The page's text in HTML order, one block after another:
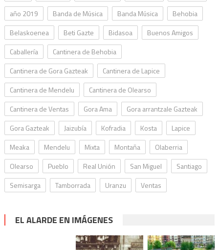
año 2019
Banda de Música Banda Música
Behobia
Belaskoenea
Beti Gazte Bidasoa
Buenos Amigos
Caballería
Cantinera de Behobia
Cantinera de Gora Gazteak
Cantinera de Lapice
Cantinera de Mendelu
Cantinera de Olearso
Cantinera de Ventas
Gora Ama
Gora arrantzale Gazteak
Gora Gazteak
Jaizubía Kofradia Kosta
Lapice
Meaka
Mendelu Mixta Montaña
Olaberria
Olearso
Pueblo Real Unión San Miguel
Santiago
Semisarga
Tamborrada Uranzu Ventas
EL ALARDE EN IMÁGENES